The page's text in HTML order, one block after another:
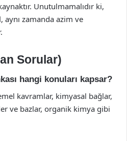
Unutulmamalıdır ki,
aynı zamanda azim ve
Sorular)
hangi konuları kapsar?
kavramlar, kimyasal bağlar,
ve bazlar, organik kimya gibi